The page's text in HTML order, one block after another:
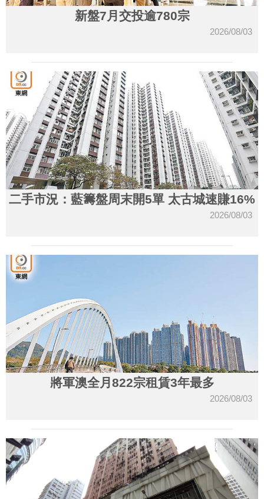
新盤7月交投逾780宗
2026/08/03
二手市況：藍籌盤周末開5單 太古城速賺16%
2026/08/03
將軍澳全月822宗租賃3年最多
2026/08/03